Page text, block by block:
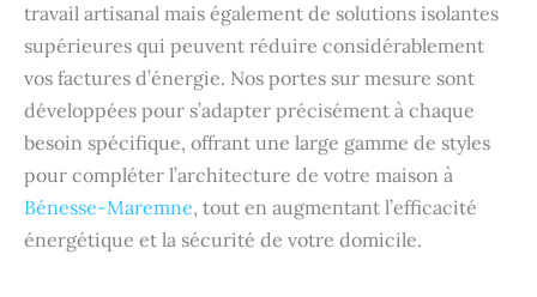
travail artisanal mais également de solutions isolantes
supérieures qui peuvent réduire considérablement
vos factures d’énergie. Nos portes sur mesure sont
développées pour s’adapter précisément à chaque
besoin spécifique, offrant une large gamme de styles
pour compléter l’architecture de votre maison à
Bénesse-Maremne, tout en augmentant l’efficacité
énergétique et la sécurité de votre domicile.